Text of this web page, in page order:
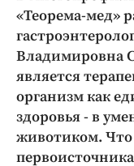
Интересное
Клиника
Бренд года
«Теорема-мед»
Владимировна
является
организм как
здоровья - в
животиком. Что